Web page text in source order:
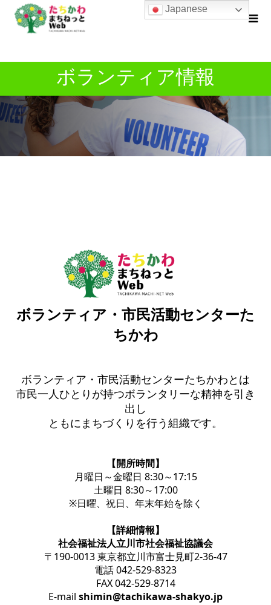
ボランティア情報
ボランティア・市民活動センターた
ちかわ
ボランティア・市民活動センターたちかわとは
市民一人ひとりが持つボランタリーな精神を引き
出し
ともにまちづくりを行う組織です。
【開所時間】
月曜日～金曜日 8:30～17:15
土曜日 8:30～17:00
※日曜、祝日、年末年始を除く
【詳細情報】
社会福祉法人立川市社会福祉協議会
〒190-0013 東京都立川市富士見町2-36-47
電話 042-529-8323
FAX 042-529-8714
E-mail shimin@tachikawa-shakyo.jp
Japanese